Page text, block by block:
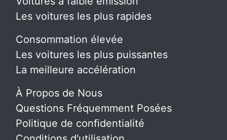
Les voitures les plus rapides
Consommation élevée
Les voitures les plus puissantes
La meilleure accélération
À Propos de Nous
Questions Fréquemment Posées
Politique de confidentialité